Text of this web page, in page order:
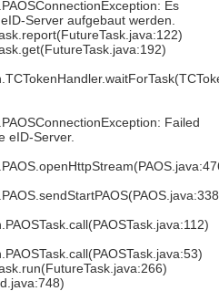
Es
Server aufgebaut werden.
Failed
eID-Server.